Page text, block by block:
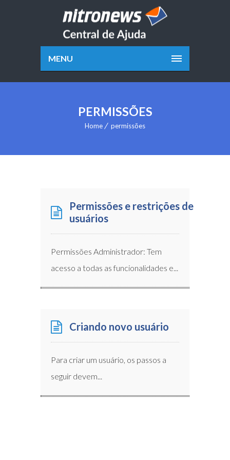
MENU
PERMISSÕES
Home permissões
Permissões e restrições de
usuários
Permissões Administrador: Tem
acesso a todas as funcionalidades e...
Criando novo usuário
Para criar um usuário, os passos a
seguir devem...